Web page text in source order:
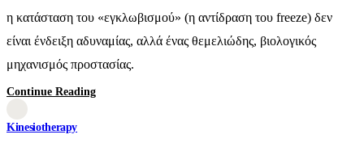
η κατάσταση του «εγκλωβισμού» (η αντίδραση του freeze) δεν
είναι ένδειξη αδυναμίας, αλλά ένας θεμελιώδης, βιολογικός
μηχανισμός προστασίας.
Continue Reading
Kinesiotherapy